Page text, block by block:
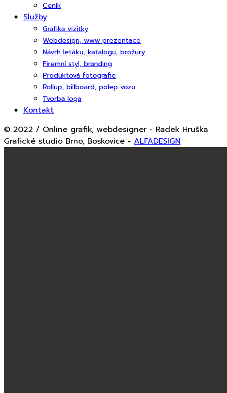
Ceník
Služby
Grafika vizitky
Webdesign, www prezentace
Návrh letáku, katalogu, brožury
Firemní styl, branding
Produktová fotografie
Rollup, billboard, polep vozu
Tvorba loga
Kontakt
© 2022 / Online grafik, webdesigner - Radek Hruška
Grafické studio Brno, Boskovice - ALFADESIGN